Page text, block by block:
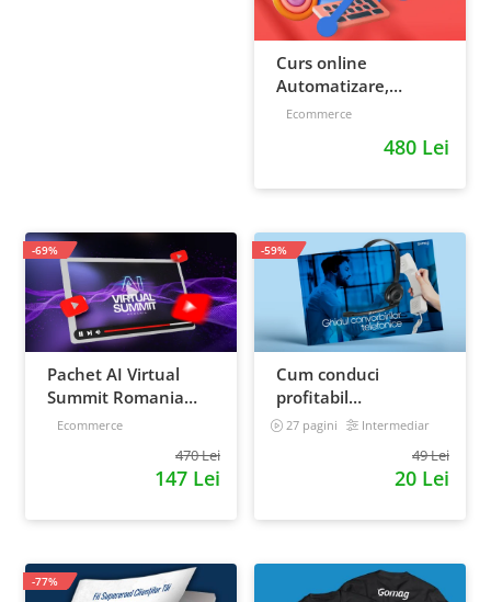
Curs online
Automatizare,
scalare si loializare:
strategia de business
Ecommerce
480 Lei
Pachet AI Virtual
Summit Romania
2026: inregistrari +
Ecommerce
470 Lei
147 Lei
-69%
Cum conduci
profitabil
convorbirile
27 pagini Intermediar
49 Lei
20 Lei
-59%
-77%